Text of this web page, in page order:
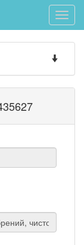
Toggle
Toggle